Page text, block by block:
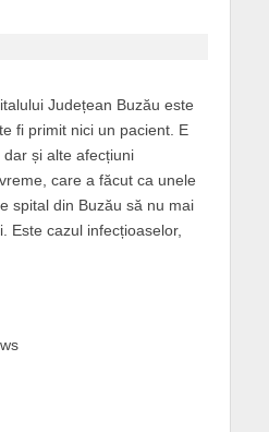
Județean Buzău este
fi primit nici un pacient. E
și alte afecțiuni
care a făcut ca unele
spital din Buzău să nu mai
Este cazul infecțioaselor,